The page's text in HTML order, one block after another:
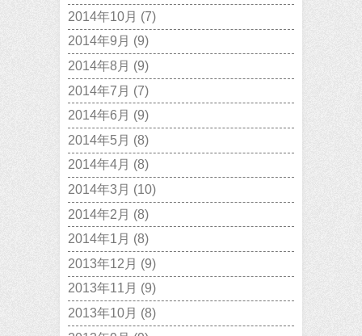
2014年10月 (7)
2014年9月 (9)
2014年8月 (9)
2014年7月 (7)
2014年6月 (9)
2014年5月 (8)
2014年4月 (8)
2014年3月 (10)
2014年2月 (8)
2014年1月 (8)
2013年12月 (9)
2013年11月 (9)
2013年10月 (8)